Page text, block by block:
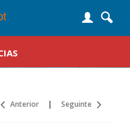
Anterior | Seguinte